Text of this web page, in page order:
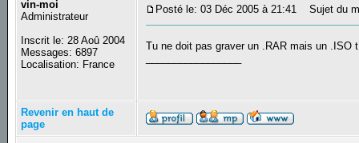
vin-moi
Administrateur
Inscrit le: 28 Aoû 2004
Messages: 6897
Localisation: France
Posté le: 03 Déc 2005 à 21:41 Sujet du
Tu ne doit pas graver un .RAR mais un
Revenir en haut de
page